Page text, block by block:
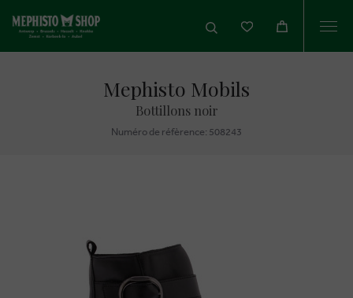
Mephisto Mobils
Bottillons noir
Numéro de réfèrence: 508243